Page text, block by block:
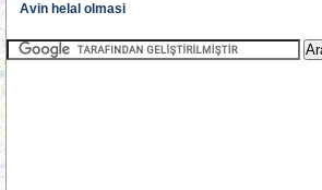
Avin helal olmasi